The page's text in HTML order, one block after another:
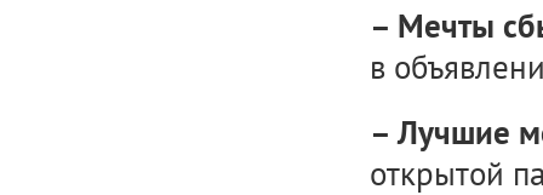
– Мечты
в
– Лучшие
открытой